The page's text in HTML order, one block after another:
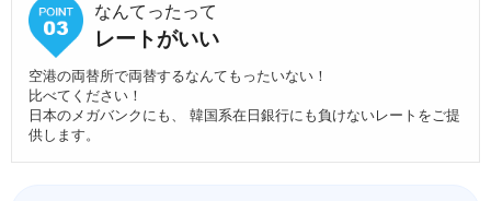
なんてったって
レートがいい
空港の両替所で両替するなんてもったいない！
比べてください！
日本のメガバンクにも、 韓国系在日銀行にも負けないレートをご提
供します。